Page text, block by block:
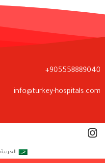
+905558889040
info@turkey-hospitals.com
العربية